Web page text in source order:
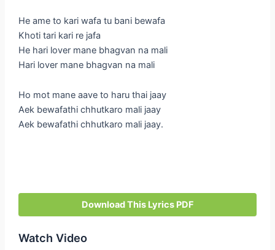
He ame to kari wafa tu bani bewafa
Khoti tari kari re jafa
He hari lover mane bhagvan na mali
Hari lover mane bhagvan na mali
Ho mot mane aave to haru thai jaay
Aek bewafathi chhutkaro mali jaay
Aek bewafathi chhutkaro mali jaay.
Download This Lyrics PDF
Watch Video